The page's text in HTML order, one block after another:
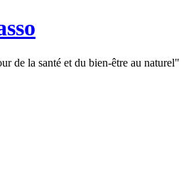
de la santé et du bien-être au naturel"